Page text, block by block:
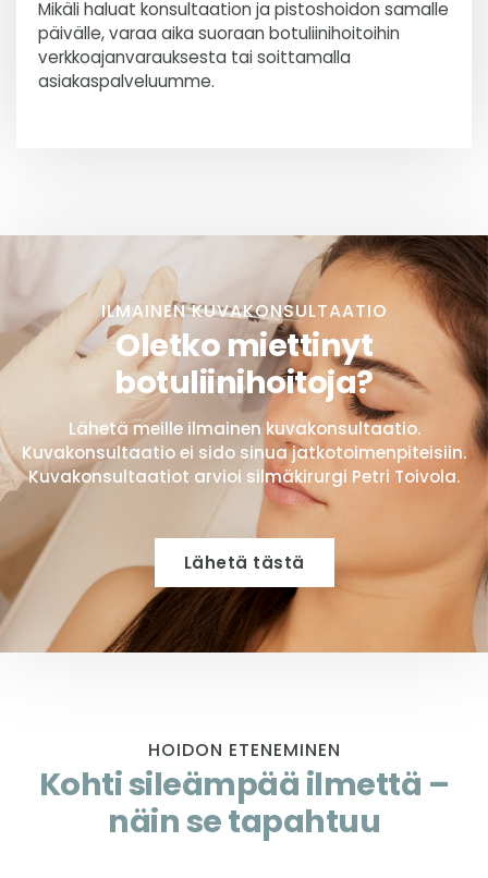
Mikäli haluat konsultaation ja pistoshoidon samalle
päivälle, varaa aika suoraan botuliinihoitoihin
verkkoajanvarauksesta tai soittamalla
asiakaspalveluumme.
ILMAINEN KUVAKONSULTAATIO
Oletko miettinyt
botuliinihoitoja?
Lähetä meille ilmainen kuvakonsultaatio.
Kuvakonsultaatio ei sido sinua jatkotoimenpiteisiin.
Kuvakonsultaatiot arvioi silmäkirurgi Petri Toivola.
Lähetä tästä
HOIDON ETENEMINEN
Kohti sileämpää ilmettä –
näin se tapahtuu